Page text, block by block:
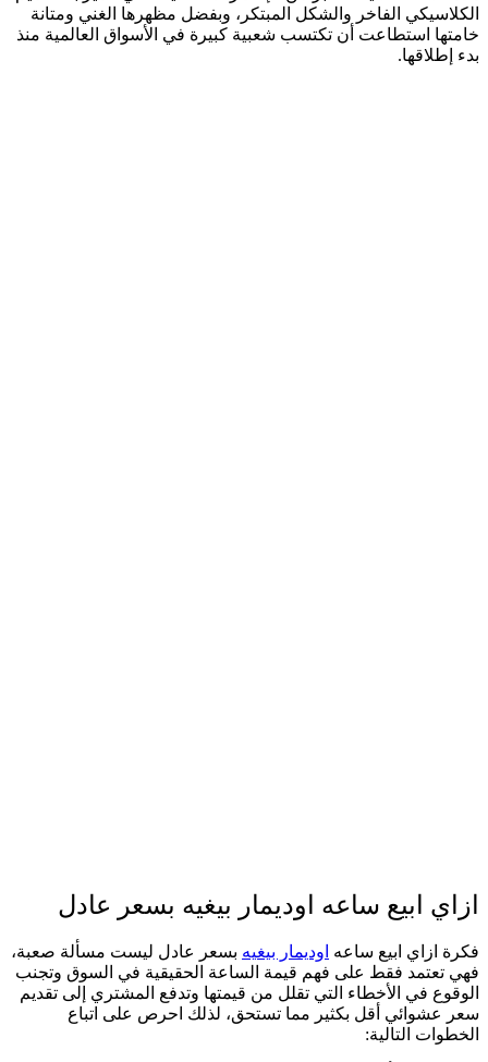
الكلاسيكي الفاخر والشكل المبتكر، وبفضل مظهرها الغني ومتانة
خامتها استطاعت أن تكتسب شعبية كبيرة في الأسواق العالمية منذ
بدء إطلاقها.
ازاي ابيع ساعه اوديمار بيغيه بسعر عادل
فكرة ازاي ابيع ساعه اوديمار بيغيه بسعر عادل ليست مسألة صعبة،
فهي تعتمد فقط على فهم قيمة الساعة الحقيقية في السوق وتجنب
الوقوع في الأخطاء التي تقلل من قيمتها وتدفع المشتري إلى تقديم
سعر عشوائي أقل بكثير مما تستحق، لذلك احرص على اتباع
الخطوات التالية: